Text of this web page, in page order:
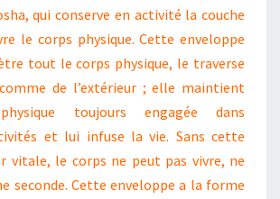
qui conserve en activité la couche
le corps physique. Cette enveloppe
tout le corps physique, le traverse
de l’extérieur ; elle maintient
physique toujours engagée dans
et lui infuse la vie. Sans cette
vitale, le corps ne peut pas vivre, ne
seconde. Cette enveloppe a la forme